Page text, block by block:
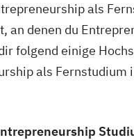
als
an denen du
folgend einige
als Fernstudium